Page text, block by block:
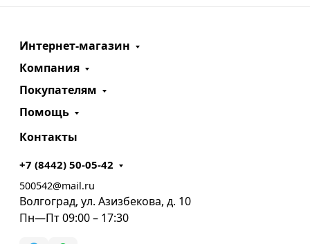
Интернет-магазин
Компания
Покупателям
Помощь
Контакты
+7 (8442) 50-05-42
500542@mail.ru
Волгоград, ул. Азизбекова, д. 10
Пн—Пт 09:00 – 17:30